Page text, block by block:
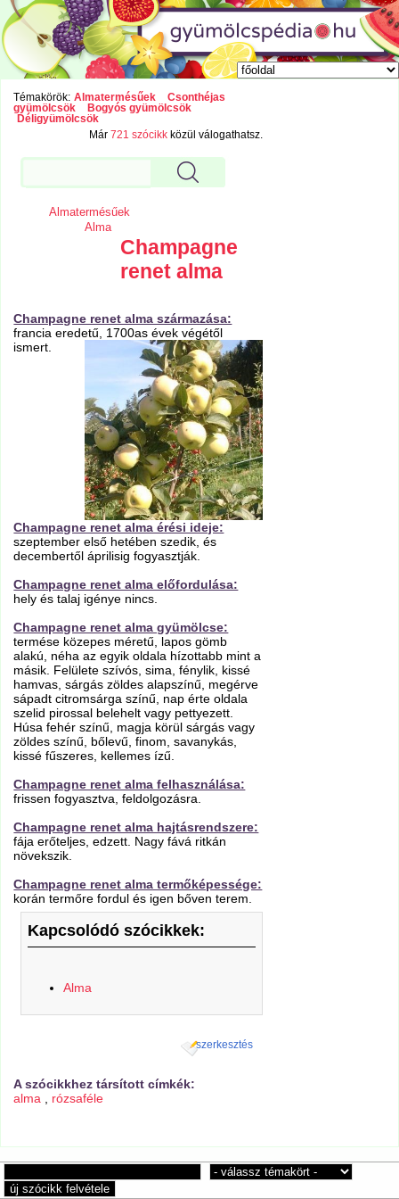
Témakörök: Almatermésűek
Csonthéjas
gyümölcsök
Bogyós gyümölcsök
Déligyümölcsök
Már721 szócikk közül válogathatsz.
Almatermésűek
Alma
Champagne
renet alma
Champagne renet alma származása:
francia eredetű, 1700as évek végétől
ismert.
Champagne renet alma érési ideje:
szeptember első hetében szedik, és
decembertől áprilisig fogyasztják.
Champagne renet alma előfordulása:
hely és talaj igénye nincs.
Champagne renet alma gyümölcse:
termése közepes méretű, lapos gömb
alakú, néha az egyik oldala hízottabb mint a
másik. Felülete szívós, sima, fénylik, kissé
hamvas, sárgás zöldes alapszínű, megérve
sápadt citromsárga színű, nap érte oldala
szelid pirossal belehelt vagy pettyezett.
Húsa fehér színű, magja körül sárgás vagy
zöldes színű, bőlevű, finom, savanykás,
kissé fűszeres, kellemes ízű.
Champagne renet alma felhasználása:
frissen fogyasztva, feldolgozásra.
Champagne renet alma hajtásrendszere:
fája erőteljes, edzett. Nagy fává ritkán
növekszik.
Champagne renet alma termőképessége:
korán termőre fordul és igen bőven terem.
Kapcsolódó szócikkek:
Alma
szerkesztés
A szócikkhez társított címkék:
alma
rózsaféle